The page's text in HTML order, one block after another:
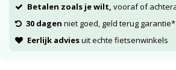
Betalen zoals je wilt, vooraf of
30 dagen niet goed, geld terug garantie*
Eerlijk adviesuit echte fietsenwinkels